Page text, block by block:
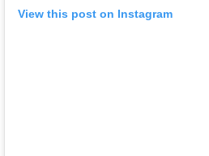
View this post on Instagram